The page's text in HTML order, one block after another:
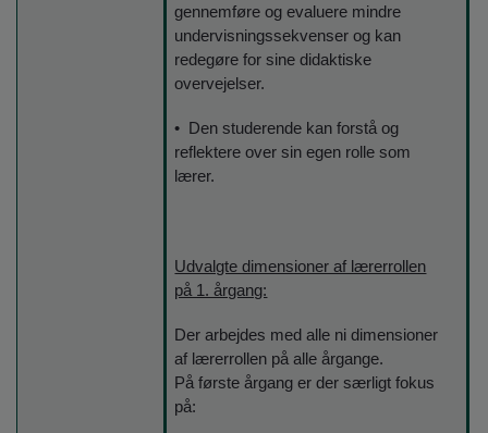
gennemføre og evaluere mindre
undervisningssekvenser og kan
redegøre for sine didaktiske
overvejelser.
• Den studerende kan forstå og
reflektere over sin egen rolle som
lærer.
Udvalgte dimensioner af lærerrollen
på 1. årgang:
Der arbejdes med alle ni dimensioner
af lærerrollen på alle årgange.
På første årgang er der særligt fokus
på: